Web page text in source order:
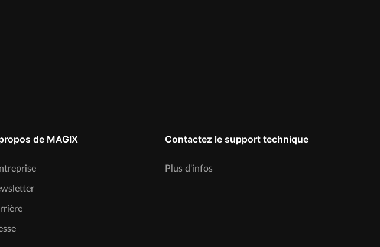
de MAGIX Contactez le support technique
Plus d'infos